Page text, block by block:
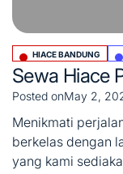
Posted
in
HIACE BANDUNG
Sewa Hiace
Posted onMay 2,
Menikmati
berkelas dengan
yang kami